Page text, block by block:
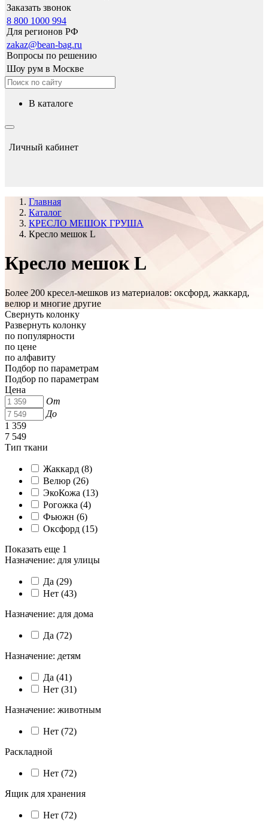
Заказать звонок
8 800 1000 994
Для регионов РФ
zakaz@bean-bag.ru
Вопросы по решению
Шоу рум в Москве
в каталоге
Личный кабинет
Главная
Каталог
КРЕСЛО МЕШОК ГРУША
Кресло мешок L
Кресло мешок L
Более 200 кресел-мешков из материалов: оксфорд, жаккард,
велюр и многие другие
Свернуть колонку
Развернуть колонку
по популярности
по цене
по алфавиту
Подбор по параметрам
Подбор по параметрам
Цена
От
До
1 359
7 549
Тип ткани
Жаккард (8)
Велюр (26)
ЭкоКожа (13)
Рогожка (4)
Фьюжн (6)
Оксфорд (15)
Показать еще 1
Назначение: для улицы
Да (29)
Нет (43)
Назначение: для дома
Да (72)
Назначение: детям
Да (41)
Нет (31)
Назначение: животным
Нет (72)
Раскладной
Нет (72)
Ящик для хранения
Нет (72)